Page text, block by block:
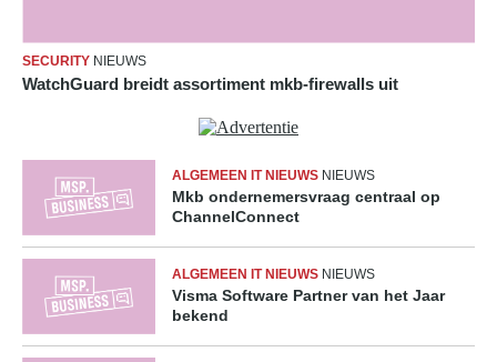
SECURITY NIEUWS
WatchGuard breidt assortiment mkb-firewalls uit
ALGEMEEN IT NIEUWS NIEUWS
Mkb ondernemersvraag centraal op
ChannelConnect
ALGEMEEN IT NIEUWS NIEUWS
Visma Software Partner van het Jaar
bekend